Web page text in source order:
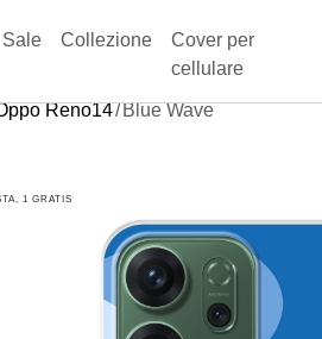
Sale Collezione
Cover per
cellulare
Reno14 Blue Wave
1 GRATIS